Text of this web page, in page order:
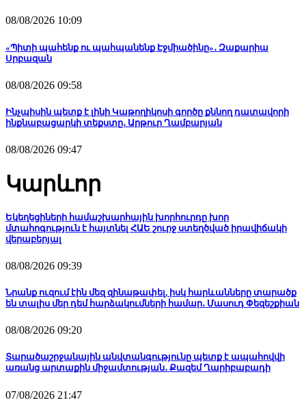
08/08/2026 10:09
«Պիտի պահենք ու պահպանենք Էջմիածինը»․ Զաքարիա
Սրբազան
08/08/2026 09:58
Ինչպիսին պետք է լինի Կաթողիկոսի գործը քննող դատավորի
ինքնաբացարկի տեքստը․ Արթուր Ղամբարյան
08/08/2026 09:47
Կարևոր
Եկեղեցիների համաշխարհային խորհուրդը խոր
մտահոգություն է հայտնել ՀԱԵ շուրջ ստեղծված իրավիճակի
վերաբերյալ
08/08/2026 09:39
Նրանք ուզում էին մեզ զինաթափել, իսկ հարևանները տարածք
են տալիս մեր դեմ հարձակումների համար․ Մասուդ Փեզեշքիան
08/08/2026 09:20
Տարածաշրջանային անվտանգությունը պետք է ապահովվի
առանց արտաքին միջամտության․ Քազեմ Ղարիբաբադի
07/08/2026 21:47